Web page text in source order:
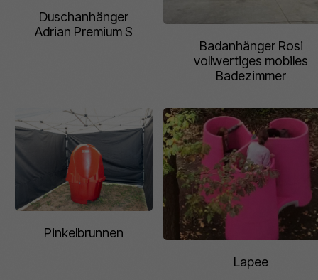
Duschanhänger
Adrian Premium S
Badanhänger Rosi
vollwertiges mobiles
Badezimmer
Pinkelbrunnen
Lapee